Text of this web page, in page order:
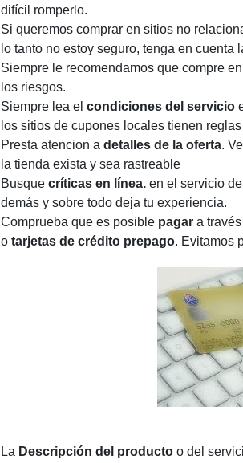
difícil romperlo.
Si queremos comprar en sitios no
lo tanto no estoy seguro, tenga en cuenta
Siempre le recomendamos que compre
los riesgos.
Siempre lea el condiciones del servicio
los sitios de cupones locales tienen
Presta atencion a detalles de la oferta.
la tienda exista y sea rastreable
Busque críticas en línea. en el servicio
demás y sobre todo deja tu experiencia.
Comprueba que es posible pagar a
o tarjetas de crédito prepago. Evitamos
La Descripción del producto o del